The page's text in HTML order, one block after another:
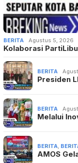
BERITA Agustus 5, 2026
Kolaborasi
BERITA
Presiden
BERITA
Melalui
BERITA
AMOS